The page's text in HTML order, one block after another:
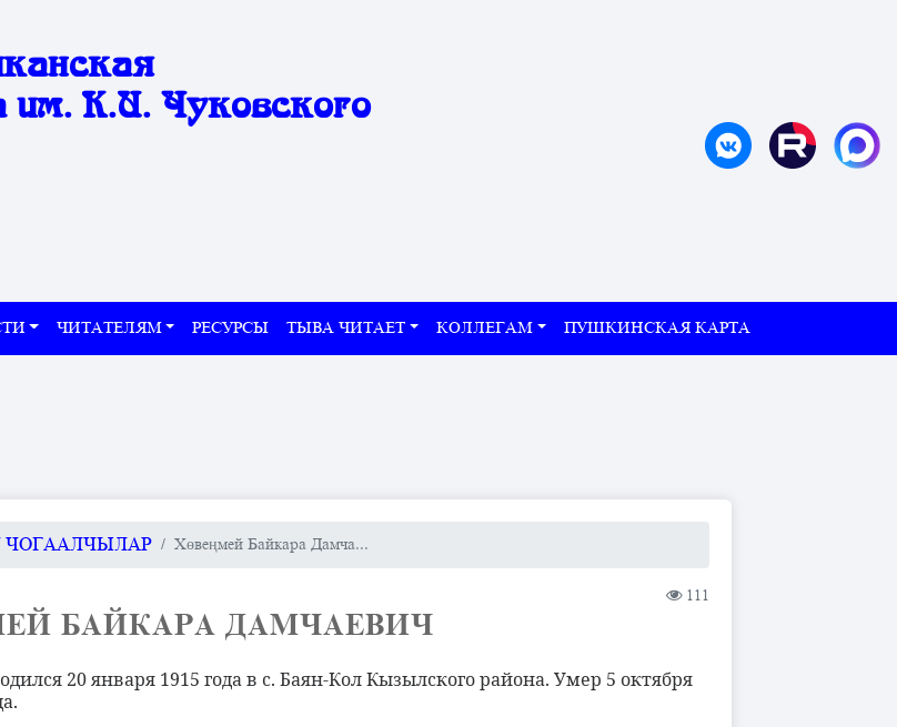
им. К.И. Чуковского
ЧИТАТЕЛЯМ РЕСУРСЫ ТЫВА ЧИТАЕТ КОЛЛЕГАМ ПУШКИНСКАЯ КАРТА
ЧОГААЛЧЫЛАР Хөвеңмей Байкара Дамча...
111
БАЙКАРА ДАМЧАЕВИЧ
20 января 1915 года в с. Баян-Кол Кызылского района. Умер 5 октября